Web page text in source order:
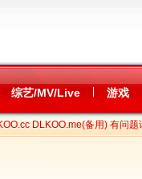
综艺/MV/Live 游戏
DLKOO.me(备用) 有问题